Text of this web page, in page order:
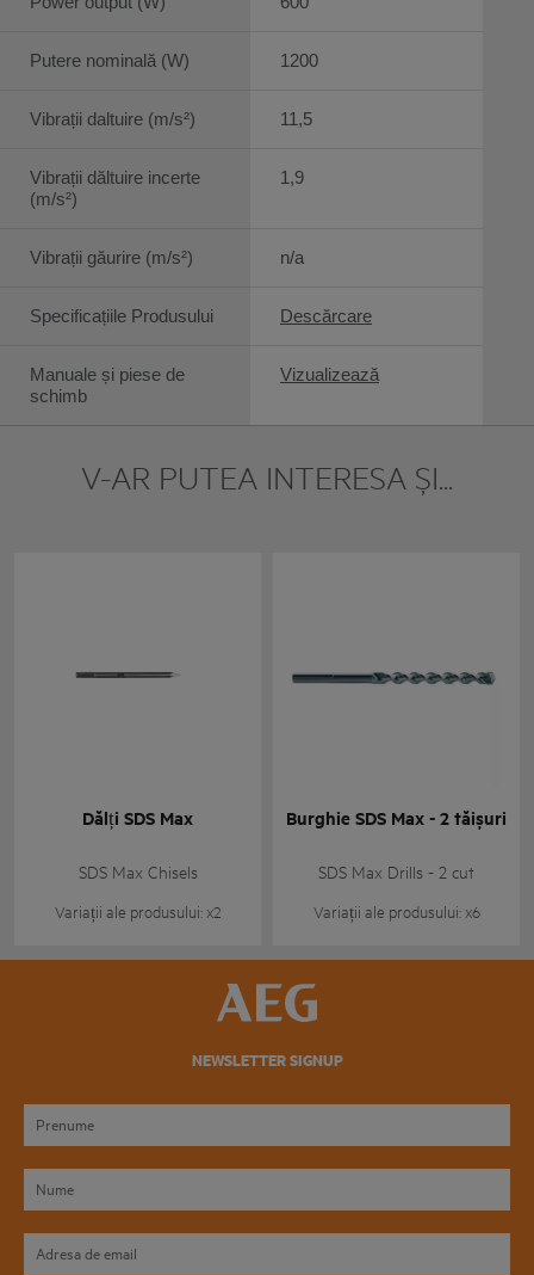
Putere nominală (W)
Vibrații daltuire (m/s²)
Vibrații dăltuire incerte
(m/s²)
Vibrații găurire (m/s²)
Specificațiile Produsului
Manuale și piese de
schimb
1200
11,5
1,9
n/a
Descărcare
Vizualizează
V-AR PUTEA INTERESA ȘI...
Dălți SDS Max
SDS Max Chisels
Variații ale produsului: x2
Burghie SDS Max - 2 tăișuri
SDS Max Drills - 2 cut
Variații ale produsului: x6
NEWSLETTER SIGNUP